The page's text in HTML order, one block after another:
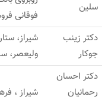
سلین
فوقانی
دکتر زینب
جوکار
شیراز،
ولیعصر،
دکتر احسان
رحمانیان